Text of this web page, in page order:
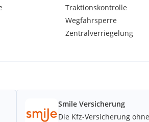
Traktionskontrolle
Wegfahrsperre
Zentralverriegelung
Smile Versicherung
Die Kfz-Versicherung ohne